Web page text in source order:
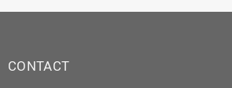
Personalrat
CONTACT